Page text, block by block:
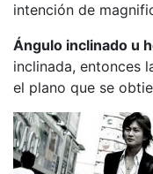
intención de
Ángulo inclinado u
inclinada, entonces
el plano que se